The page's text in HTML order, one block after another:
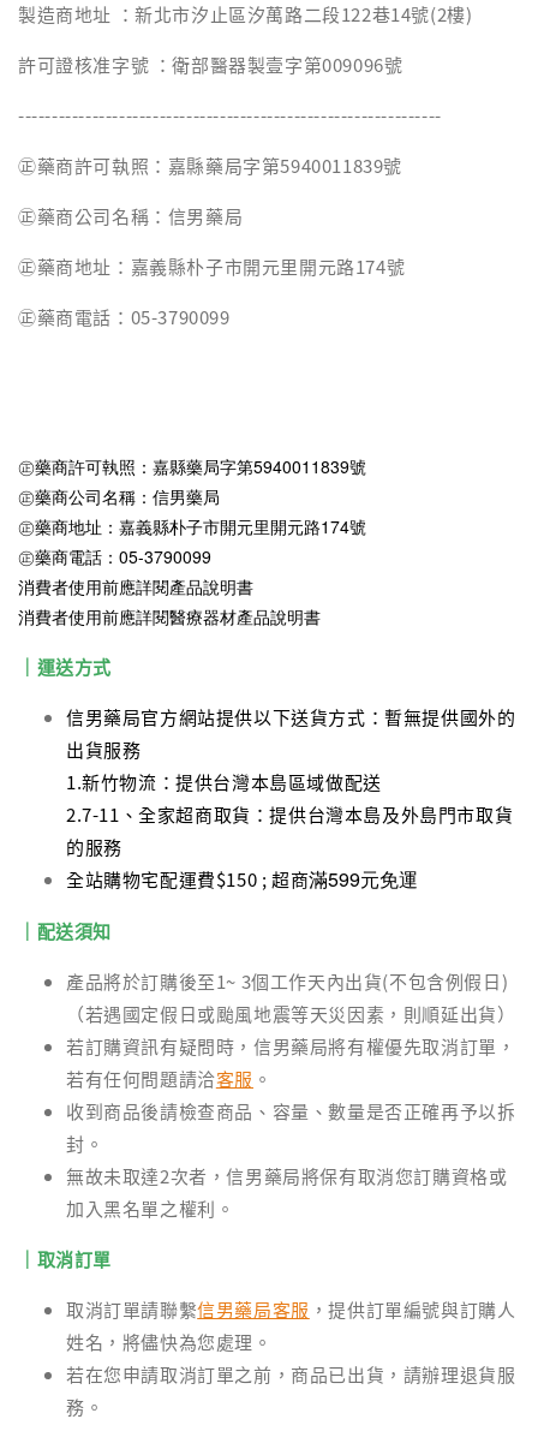
製造商地址 ：新北市汐止區汐萬路二段122巷14號(2樓)
許可證核准字號 ：衛部醫器製壹字第009096號
---------------------------------------------------------------
㊣藥商許可執照：嘉縣藥局字第5940011839號
㊣藥商公司名稱：信男藥局
㊣藥商地址：嘉義縣朴子市開元里開元路174號
㊣藥商電話：05-3790099
㊣藥商許可執照：嘉縣藥局字第5940011839號
㊣藥商公司名稱：信男藥局
㊣藥商地址：嘉義縣朴子市開元里開元路174號
㊣藥商電話：05-3790099
消費者使用前應詳閱產品說明書
消費者使用前應詳閱醫療器材產品說明書
｜運送方式
信男藥局官方網站提供以下送貨方式：暫無提供國外的
出貨服務
1.新竹物流：提供台灣本島區域做配送
2.7-11、全家超商取貨：提供台灣本島及外島門市取貨
的服務
全站購物宅配運費$150 ; 超商滿599元免運
｜配送須知
產品將於訂購後至1~ 3個工作天內出貨(不包含例假日)
（若遇國定假日或颱風地震等天災因素，則順延出貨）
若訂購資訊有疑問時，信男藥局將有權優先取消訂單，
若有任何問題請洽客服 。
收到商品後請檢查商品、容量、數量是否正確再予以拆
封。
無故未取達2次者，信男藥局將保有取消您訂購資格或
加入黑名單之權利。
｜取消訂單
取消訂單請聯繫信男藥局客服 ，提供訂單編號與訂購人
姓名，將儘快為您處理。
若在您申請取消訂單之前，商品已出貨，請辦理退貨服
務。